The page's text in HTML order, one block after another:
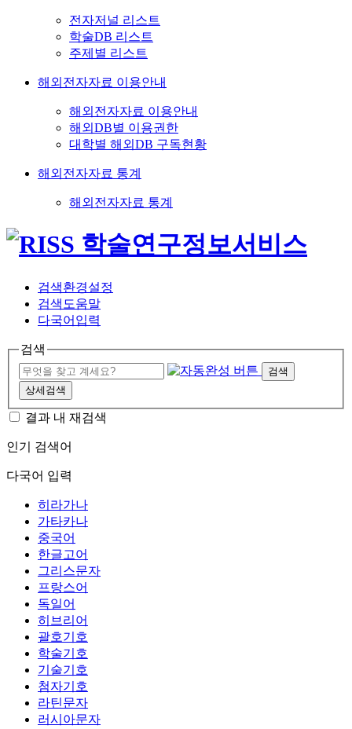
전자저널 리스트
학술DB 리스트
주제별 리스트
해외전자자료 이용안내
해외전자자료 이용안내
해외DB별 이용권한
대학별 해외DB 구독현황
해외전자자료 통계
해외전자자료 통계
검색환경설정
검색도움말
다국어입력
검색
검색
상세검색
결과 내 재검색
인기 검색어
다국어 입력
히라가나
가타카나
중국어
한글고어
그리스문자
프랑스어
독일어
히브리어
괄호기호
학술기호
기술기호
첨자기호
라틴문자
러시아문자